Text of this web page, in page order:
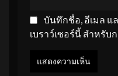
บันทึกชื่อ, อีเมล แ
เบราว์เซอร์นี้ สำหรับ